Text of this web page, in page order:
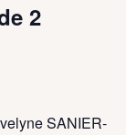
2
SANIER-